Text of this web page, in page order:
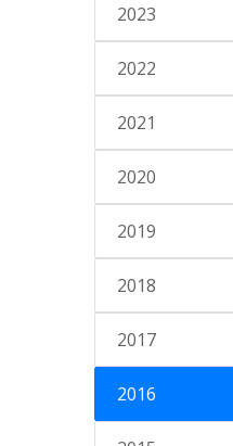
2023
2022
2021
2020
2019
2018
2017
2016